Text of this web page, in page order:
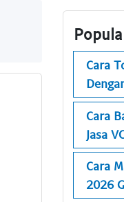
Cara
Cara
Jasa
Cara
2026